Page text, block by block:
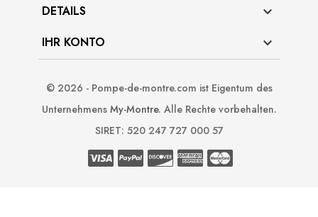
DETAILS 
IHR KONTO 
© 2026 - Pompe-de-montre.com ist Eigentum des
Unternehmens My-Montre. Alle Rechte vorbehalten.
SIRET: 520 247 727 000 57